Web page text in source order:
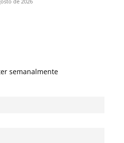
semanalmente